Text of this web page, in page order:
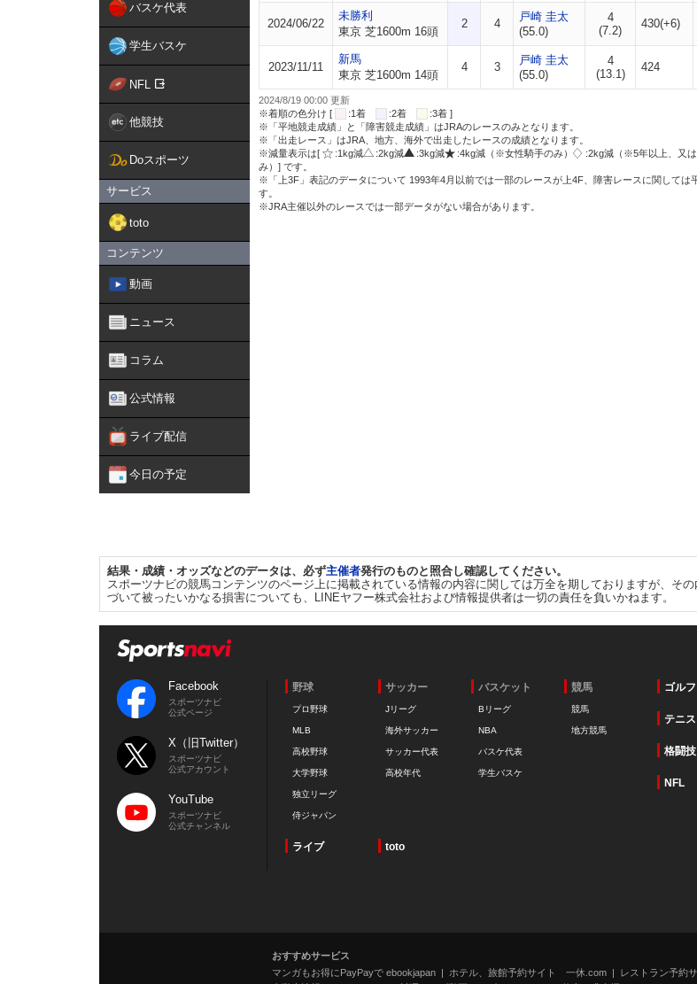
バスケ代表
学生バスケ
NFL
他競技
Doスポーツ
サービス
toto
コンテンツ
動画
ニュース
コラム
公式情報
ライブ配信
今日の予定
2024/06/22
未勝利
東京 芝1600m 16頭
2 4
戸崎 圭太
(55.0)
4
(7.2)
430(+6)
2023/11/11
新馬
東京 芝1600m 14頭
4 3
戸崎 圭太
(55.0)
4
(13.1)
424
2024/8/19 00:00 更新
※着順の色分け [
:1着 :2着
:3着 ]
※「平地競走成績」と「障害競走成績」はJRAのレースのみとなります。
※「出走レース」はJRA、地方、海外で出走したレースの成績となります。
※減量表示は[
:1kg減 :2kg減 :3kg減 :4kg減（※女性騎手のみ）
:2kg減（※5年以上、又
み）] です。
※「上3F」表記のデータについて 1993年4月以前では一部のレースが上4F、障害レースに関しては
す。
※JRA主催以外のレースでは一部データがない場合があります。
結果・成績・オッズなどのデータは、必ず主催者発行のものと照合し確認してください。
スポーツナビの競馬コンテンツのページ上に掲載されている情報の内容に関しては万全を期しておりますが、そ
づいて被ったいかなる損害についても、LINEヤフー株式会社および情報提供者は一切の責任を負いかねます。
Facebook
スポーツナビ
公式ページ
X（旧Twitter）
スポーツナビ
公式アカウント
YouTube
スポーツナビ
公式チャンネル
野球
プロ野球
MLB
高校野球
大学野球
独立リーグ
侍ジャパン
サッカー
Jリーグ
海外サッカー
サッカー代表
高校年代
バスケット
Bリーグ
NBA
バスケ代表
学生バスケ
競馬
競馬
地方競馬
ゴルフ
テニス
格闘技
NFL
ライブ toto
おすすめサービス
マンガもお得にPayPayで ebookjapan
ホテル、旅館予約サイト 一休.com
レストラン予約